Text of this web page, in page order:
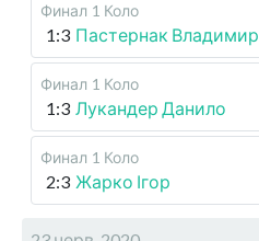
Финал 1 Коло
1:3 Пастернак Владимир
Финал 1 Коло
1:3 Лукандер Данило
Финал 1 Коло
2:3 Жарко Ігор